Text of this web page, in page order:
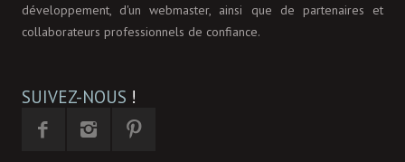
développement, d'un webmaster, ainsi que de partenaires et
collaborateurs professionnels de confiance.
SUIVEZ-NOUS !